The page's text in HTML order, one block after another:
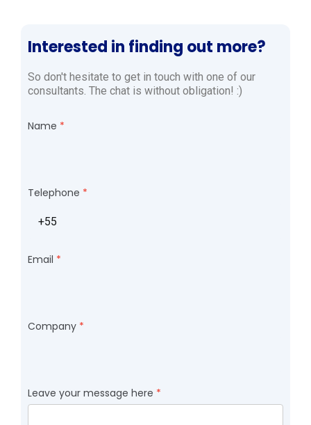
Interested in finding out more?
So don't hesitate to get in touch with one of our
consultants. The chat is without obligation! :)
Name
Telephone
Email
Company
Leave your message here